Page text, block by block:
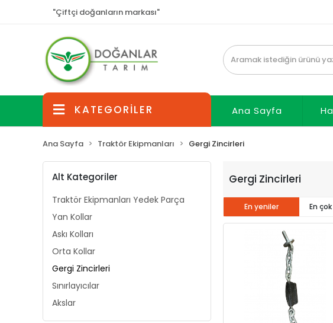
"Çiftçi doğanların markası"
KATEGORİLER Ana Sayfa
Ana Sayfa Traktör Ekipmanları Gergi Zincirleri
Alt Kategoriler
Traktör Ekipmanları Yedek Parça
Yan Kollar
Askı Kolları
Orta Kollar
Gergi Zincirleri
Sınırlayıcılar
Akslar
Gergi Zincirleri
En yeniler En